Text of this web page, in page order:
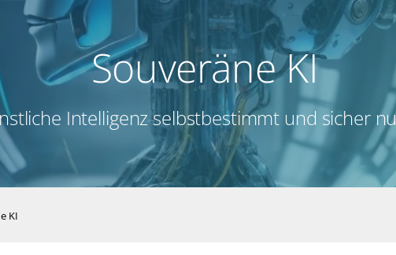
Souveräne KI
Intelligenz selbstbestimmt und sicher
KI